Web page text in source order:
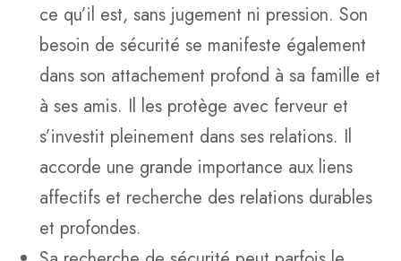
ce qu’il est, sans jugement ni pression. Son
besoin de sécurité se manifeste également
dans son attachement profond à sa famille et
à ses amis. Il les protège avec ferveur et
s’investit pleinement dans ses relations. Il
accorde une grande importance aux liens
affectifs et recherche des relations durables
et profondes.